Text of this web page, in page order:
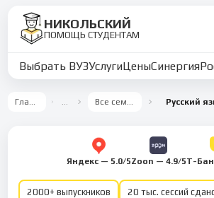
НИКОЛЬСКИЙ
ПОМОЩЬ СТУДЕНТАМ
Выбрать ВУЗУслугиЦеныСинергия
Главная … Все семестры
Яндекс — 5.0/5Zoon — 4.9/5Т-
2000+ выпускников 20 тыс. сессий